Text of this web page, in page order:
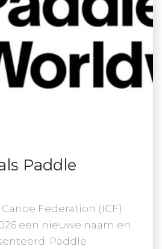
Paddle
Federation (ICF)
een nieuwe naam en
Paddle